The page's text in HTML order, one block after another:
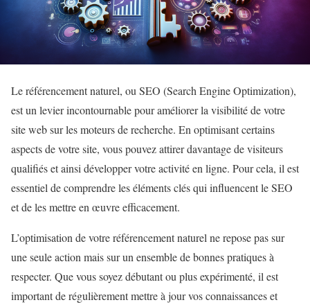
Le référencement naturel, ou SEO (Search Engine Optimization),
est un levier incontournable pour améliorer la visibilité de votre
site web sur les moteurs de recherche. En optimisant certains
aspects de votre site, vous pouvez attirer davantage de visiteurs
qualifiés et ainsi développer votre activité en ligne. Pour cela, il est
essentiel de comprendre les éléments clés qui influencent le SEO
et de les mettre en œuvre efficacement.
L’optimisation de votre référencement naturel ne repose pas sur
une seule action mais sur un ensemble de bonnes pratiques à
respecter. Que vous soyez débutant ou plus expérimenté, il est
important de régulièrement mettre à jour vos connaissances et